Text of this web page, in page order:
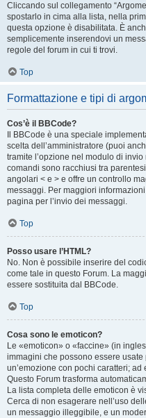
Cliccando sul collegamento
spostarlo in cima alla lista, nella
questa opzione è disabilitata. È
semplicemente inserendovi un
regole del forum in cui ti trovi.
Top
Formattazione e tipi di
Cos’è il BBCode?
Il BBCode è una speciale
scelta dell’amministratore (puoi
tramite l’opzione nel modulo di
comandi sono racchiusi tra
angolari < e > e offre un controllo
messaggi. Per maggiori
pagina per l’invio dei messaggi.
Top
Posso usare l’HTML?
No. Non è possibile inserire del
come tale in questo Forum. La
essere sostituita dal BBCode.
Top
Cosa sono le emoticon?
Le «emoticon» o «faccine» (in
immagini che possono essere
un’emozione con pochi caratteri;
Questo Forum trasforma
La lista completa delle emoticon è
Cerca di non esagerare nell’uso
un messaggio illeggibile, e un